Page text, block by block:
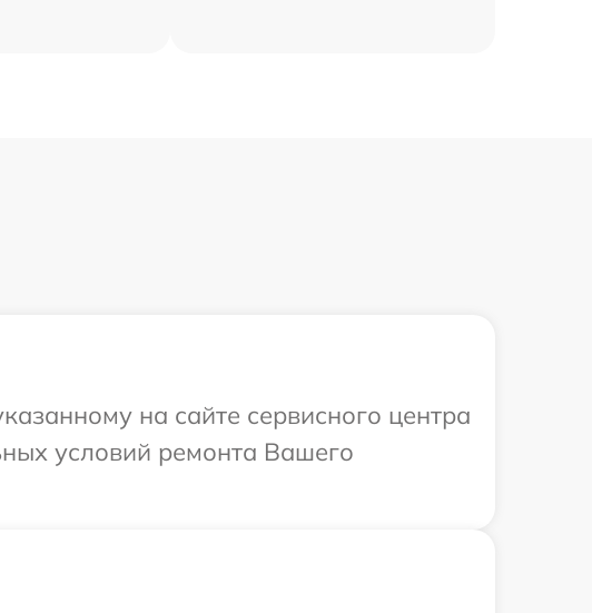
на сайте сервисного центра
условий ремонта Вашего